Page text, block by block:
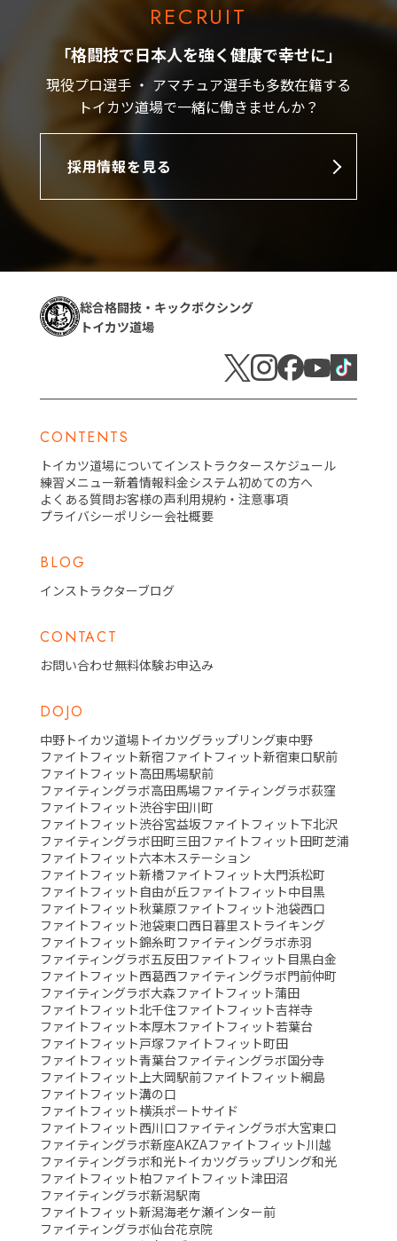
RECRUIT
「格闘技で日本人を強く健康で幸せに」
現役プロ選手 ・ アマチュア選手も多数在籍する
トイカツ道場で一緒に働きませんか？
採用情報を見る
総合格闘技・キックボクシング
トイカツ道場
CONTENTS
トイカツ道場についてインストラクタースケジュール
練習メニュー新着情報料金システム初めての方へ
よくある質問お客様の声利用規約・注意事項
プライバシーポリシー会社概要
BLOG
インストラクターブログ
CONTACT
お問い合わせ無料体験お申込み
DOJO
中野トイカツ道場 トイカツグラップリング東中野
ファイトフィット新宿ファイトフィット新宿東口駅前
ファイトフィット高田馬場駅前
ファイティングラボ高田馬場ファイティングラボ荻窪
ファイトフィット渋谷宇田川町
ファイトフィット渋谷宮益坂ファイトフィット下北沢
ファイティングラボ田町三田ファイトフィット田町芝浦
ファイトフィット六本木ステーション
ファイトフィット新橋ファイトフィット大門浜松町
ファイトフィット自由が丘ファイトフィット中目黒
ファイトフィット秋葉原ファイトフィット池袋西口
ファイトフィット池袋東口西日暮里ストライキング
ファイトフィット錦糸町ファイティングラボ赤羽
ファイティングラボ五反田ファイトフィット目黒白金
ファイトフィット西葛西ファイティングラボ門前仲町
ファイティングラボ大森ファイトフィット蒲田
ファイトフィット北千住ファイトフィット吉祥寺
ファイトフィット本厚木ファイトフィット若葉台
ファイトフィット戸塚ファイトフィット町田
ファイトフィット青葉台ファイティングラボ国分寺
ファイトフィット上大岡駅前ファイトフィット綱島
ファイトフィット溝の口
ファイトフィット横浜ポートサイド
ファイトフィット西川口ファイティングラボ大宮東口
ファイティングラボ新座AKZAファイトフィット川越
ファイティングラボ和光トイカツグラップリング和光
ファイトフィット柏ファイトフィット津田沼
ファイティングラボ新潟駅南
ファイトフィット新潟海老ケ瀬インター前
ファイティングラボ仙台花京院